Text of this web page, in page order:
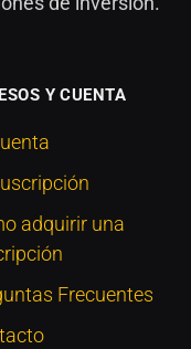
Y CUENTA
adquirir una
Frecuentes